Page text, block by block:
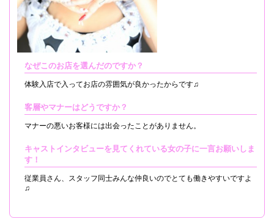
なぜこのお店を選んだのですか？
体験入店で入ってお店の雰囲気が良かったからです♫
客層やマナーはどうですか？
マナーの悪いお客様には出会ったことがありません。
キャストインタビューを見てくれている女の子に一言お願いしま
す！
従業員さん、スタッフ同士みんな仲良いのでとても働きやすいですよ
♫